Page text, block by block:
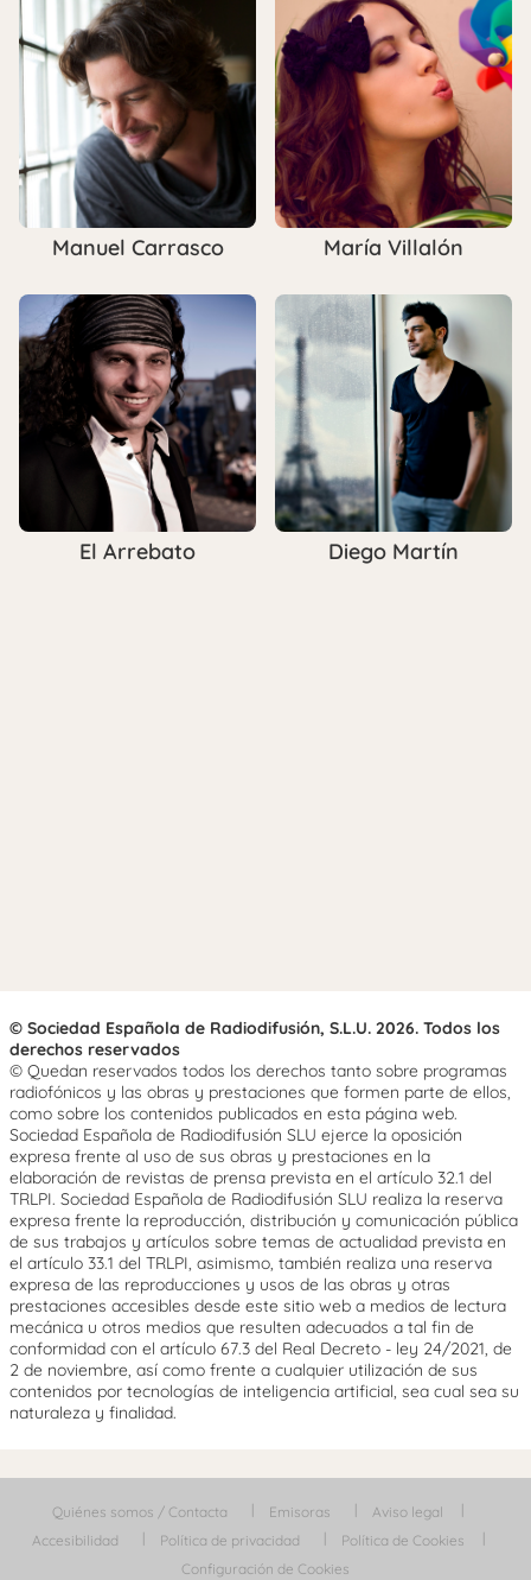
Manuel Carrasco María Villalón
El Arrebato Diego Martín
© Sociedad Española de Radiodifusión, S.L.U. 2026. Todos los
derechos reservados
© Quedan reservados todos los derechos tanto sobre programas
radiofónicos y las obras y prestaciones que formen parte de ellos,
como sobre los contenidos publicados en esta página web.
Sociedad Española de Radiodifusión SLU ejerce la oposición
expresa frente al uso de sus obras y prestaciones en la
elaboración de revistas de prensa prevista en el artículo 32.1 del
TRLPI. Sociedad Española de Radiodifusión SLU realiza la reserva
expresa frente la reproducción, distribución y comunicación pública
de sus trabajos y artículos sobre temas de actualidad prevista en
el artículo 33.1 del TRLPI, asimismo, también realiza una reserva
expresa de las reproducciones y usos de las obras y otras
prestaciones accesibles desde este sitio web a medios de lectura
mecánica u otros medios que resulten adecuados a tal fin de
conformidad con el artículo 67.3 del Real Decreto - ley 24/2021, de
2 de noviembre, así como frente a cualquier utilización de sus
contenidos por tecnologías de inteligencia artificial, sea cual sea su
naturaleza y finalidad.
Quiénes somos / Contacta Emisoras
Aviso legal
Accesibilidad
Política de privacidad
Política de Cookies
Configuración de Cookies